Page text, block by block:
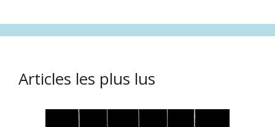
Articles les plus lus